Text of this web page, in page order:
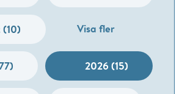
Visa fler
2026 (15)